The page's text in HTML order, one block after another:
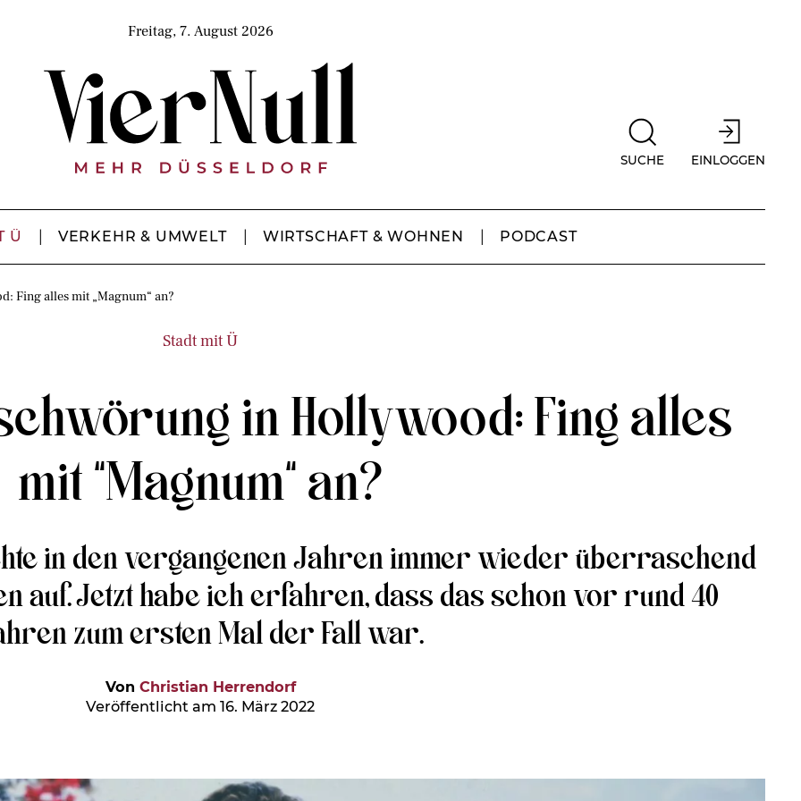
Freitag, 7. August 2026
SUCHE EINLOGGEN
Ü VERKEHR & UMWELT WIRTSCHAFT & WOHNEN PODCAST
Fing alles mit „Magnum“ an?
Stadt mit Ü
in Hollywood: Fing alles
mit “Magnum“ an?
in den vergangenen Jahren immer wieder überraschend
auf. Jetzt habe ich erfahren, dass das schon vor rund 40
zum ersten Mal der Fall war.
Von Christian Herrendorf
Veröffentlicht am 16. März 2022